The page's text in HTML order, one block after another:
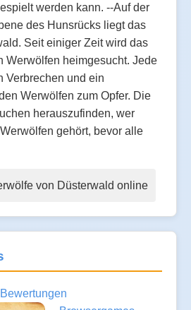
werden kann. --Auf der
des Hunsrücks liegt das
Seit einiger Zeit wird das
Werwölfen heimgesucht. Jede
Verbrechen und ein
Werwölfen zum Opfer. Die
herauszufinden, wer
gehört, bevor alle
von Düsterwald online